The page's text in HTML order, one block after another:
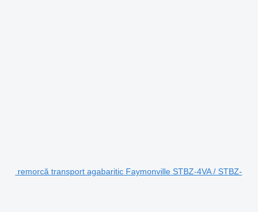
remorcă transport agabaritic Faymonville STBZ-4VA / STBZ-